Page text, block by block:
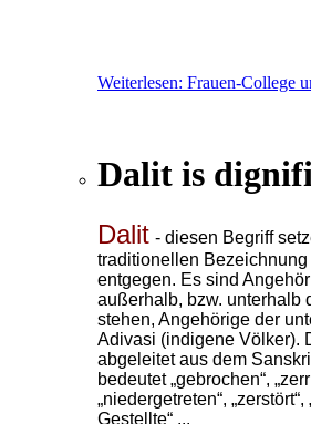
Weiterlesen: Frauen-College
Dalit is
Dalit - diesen Begriff
traditionellen Bezeichnung
entgegen. Es sind
außerhalb, bzw. unterhalb
stehen, Angehörige der
Adivasi (indigene Völker).
abgeleitet aus dem
bedeutet „gebrochen“,
„niedergetreten“,
Gestellte“ ...